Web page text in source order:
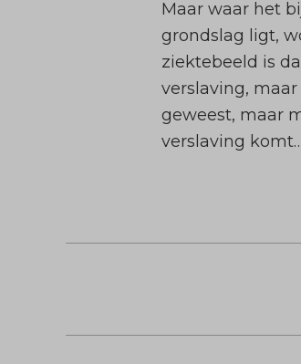
Maar waar het
grondslag ligt,
ziektebeeld is
verslaving,
geweest, maar
verslaving